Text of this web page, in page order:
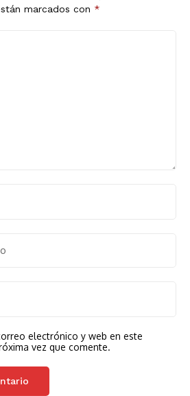
marcados con *
electrónico y web en este
vez que comente.